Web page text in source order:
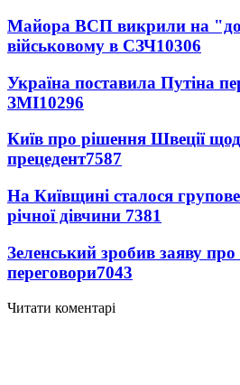
Майора ВСП викрили на
військовому в СЗЧ10306
Україна поставила Путіна
ЗМІ10296
Київ про рішення Швеції
прецедент7587
На Київщині сталося
річної дівчини 7381
Зеленський зробив заяву про
переговори7043
Читати коментарі